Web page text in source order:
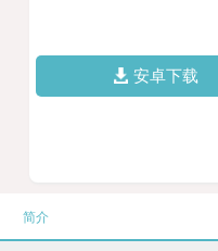
安卓下载
简介